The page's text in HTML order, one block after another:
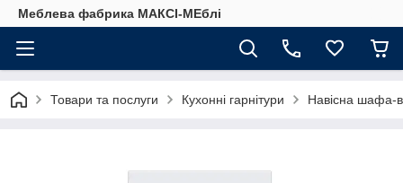
Меблева фабрика МАКСІ-МЕблі
Товари та послуги Кухонні гарнітури Навісна шафа-